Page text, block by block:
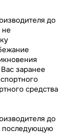
до
не
заранее
средства
до
последующую